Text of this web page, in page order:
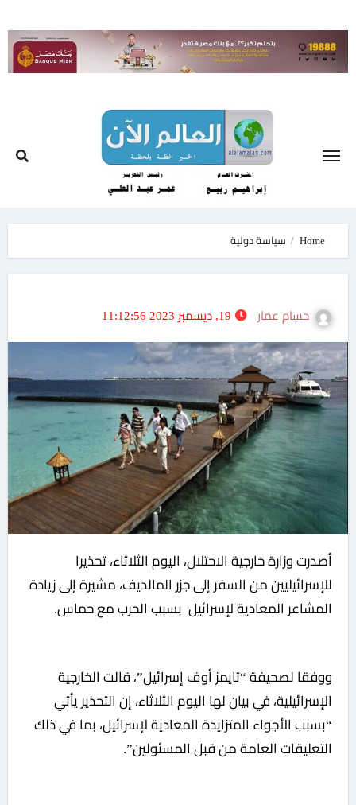
to
content
Home سياسة دولية
حسام عمار
للإسرائيليين من السفر إلى جزر المالديف، مشيرة إلى زيادة
المشاعر المعادية لإسرائيل بسبب الحرب مع حماس.
ووفقا لصحيفة “تايمز أوف إسرائيل”، قالت الخارجية
الإسرائيلية، في بيان لها اليوم الثلاثاء، إن التحذير يأتي
“بسبب الأجواء المتزايدة المعادية لإسرائيل، بما في ذلك
التعليقات العامة من قبل المسئولين”.